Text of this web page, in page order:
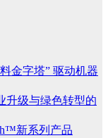
金字塔” 驱动机器
升级与绿色转型的
新系列产品